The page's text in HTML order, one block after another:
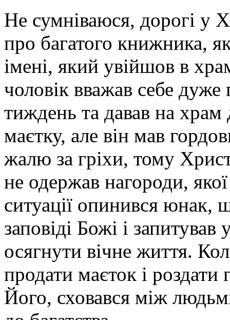
Не сумніваюся, дорогі у
про багатого книжника,
імені, який увійшов в
чоловік вважав себе
тиждень та давав на храм
маєтку, але він мав
жалю за гріхи, тому
не одержав нагороди,
ситуації опинився юнак,
заповіді Божі і
осягнути вічне життя.
продати маєток і
Його, сховався між